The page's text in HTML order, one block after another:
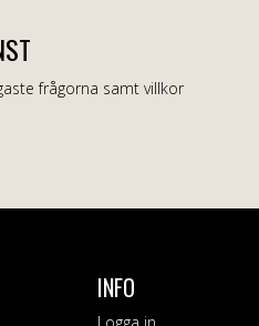
frågorna samt villkor
INFO